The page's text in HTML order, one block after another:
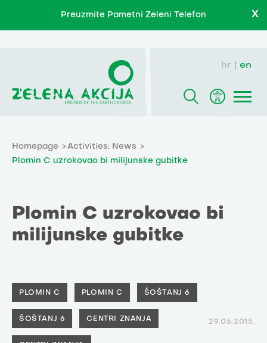
Preuzmite Pametni Zeleni Telefon X
hr en
Homepage
Activities: News
Plomin C uzrokovao bi milijunske gubitke
Plomin C uzrokovao bi
milijunske gubitke
PLOMIN C PLOMIN C ŠOŠTANJ 6
ŠOŠTANJ 6 CENTRI ZNANJA 29.05.2015.